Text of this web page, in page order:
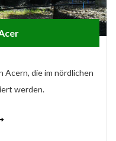
Acern, die im nördlichen
werden.